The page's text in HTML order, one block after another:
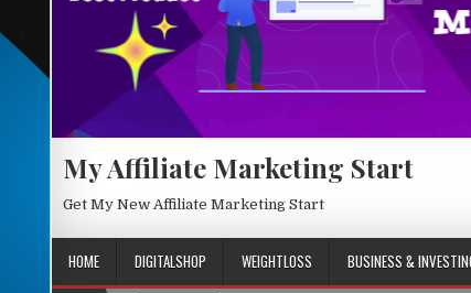
My Affiliate Marketing Start
Get My New Affiliate Marketing Start
HOME DIGITALSHOP WEIGHTLOSS BUSINESS &